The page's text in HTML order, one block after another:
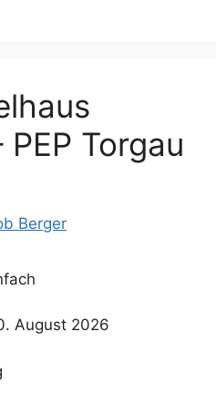
Torgau
Berger
August 2026